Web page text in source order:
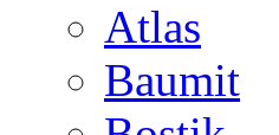
Atlas
Baumit